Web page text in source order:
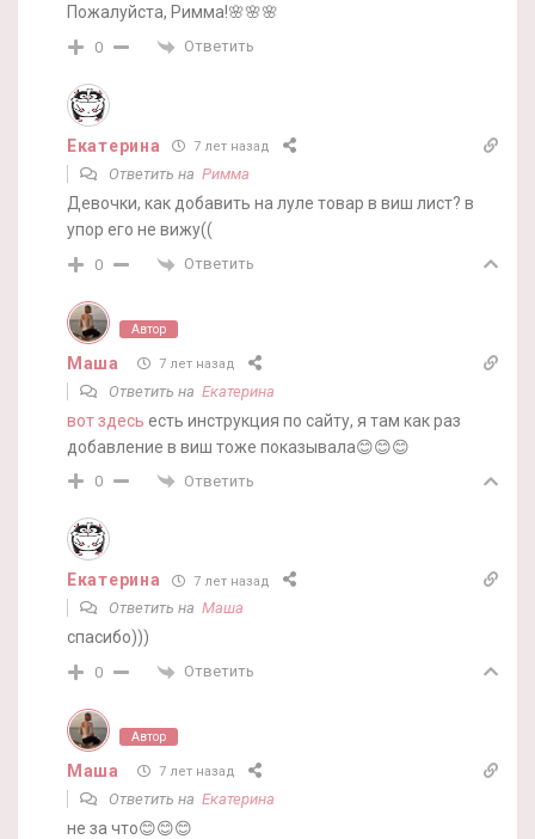
Пожалуйста, Римма!🌸🌸🌸
0 Ответить
Екатерина 7 лет назад
Ответить на Римма
Девочки, как добавить на луле товар в виш лист? в
упор его не вижу((
0 Ответить
Автор
Маша 7 лет назад
Ответить на Екатерина
вот здесь есть инструкция по сайту, я там как раз
добавление в виш тоже показывала😊😊😊
0 Ответить
Екатерина 7 лет назад
Ответить на Маша
спасибо)))
0 Ответить
Автор
Маша 7 лет назад
Ответить на Екатерина
не за что😊😊😊